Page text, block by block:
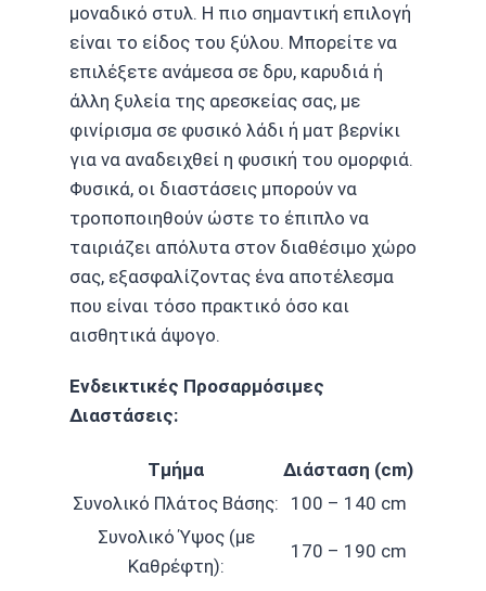
μοναδικό στυλ. Η πιο σημαντική επιλογή
είναι το είδος του ξύλου. Μπορείτε να
επιλέξετε ανάμεσα σε δρυ, καρυδιά ή
άλλη ξυλεία της αρεσκείας σας, με
φινίρισμα σε φυσικό λάδι ή ματ βερνίκι
για να αναδειχθεί η φυσική του ομορφιά.
Φυσικά, οι διαστάσεις μπορούν να
τροποποιηθούν ώστε το έπιπλο να
ταιριάζει απόλυτα στον διαθέσιμο χώρο
σας, εξασφαλίζοντας ένα αποτέλεσμα
που είναι τόσο πρακτικό όσο και
αισθητικά άψογο.
Ενδεικτικές Προσαρμόσιμες
Διαστάσεις:
Τμήμα
Διάσταση (cm)
Συνολικό Πλάτος Βάσης:
100 – 140 cm
Συνολικό Ύψος (με
Καθρέφτη):
170 – 190 cm